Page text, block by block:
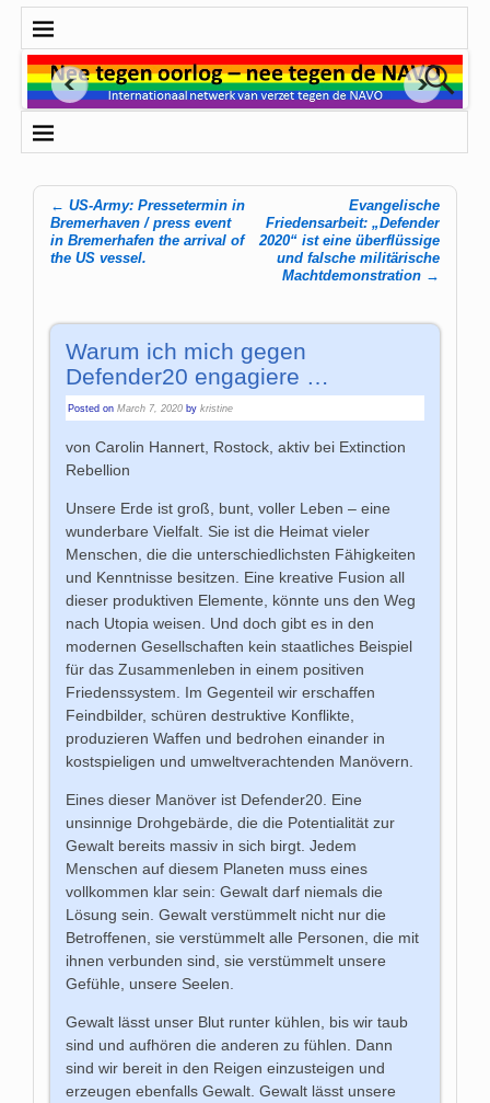
Post navigation
← US-Army: Pressetermin in
Bremerhaven / press event
in Bremerhafen the arrival of
the US vessel.
Evangelische
Friedensarbeit: „Defender
2020“ ist eine überflüssige
und falsche militärische
Machtdemonstration →
Warum ich mich gegen
Defender20 engagiere …
Posted onMarch 7, 2020 bykristine
von Carolin Hannert, Rostock, aktiv bei Extinction
Rebellion
Unsere Erde ist groß, bunt, voller Leben – eine
wunderbare Vielfalt. Sie ist die Heimat vieler
Menschen, die die unterschiedlichsten Fähigkeiten
und Kenntnisse besitzen. Eine kreative Fusion all
dieser produktiven Elemente, könnte uns den Weg
nach Utopia weisen. Und doch gibt es in den
modernen Gesellschaften kein staatliches Beispiel
für das Zusammenleben in einem positiven
Friedenssystem. Im Gegenteil wir erschaffen
Feindbilder, schüren destruktive Konflikte,
produzieren Waffen und bedrohen einander in
kostspieligen und umweltverachtenden Manövern.
Eines dieser Manöver ist Defender20. Eine
unsinnige Drohgebärde, die die Potentialität zur
Gewalt bereits massiv in sich birgt. Jedem
Menschen auf diesem Planeten muss eines
vollkommen klar sein: Gewalt darf niemals die
Lösung sein. Gewalt verstümmelt nicht nur die
Betroffenen, sie verstümmelt alle Personen, die mit
ihnen verbunden sind, sie verstümmelt unsere
Gefühle, unsere Seelen.
Gewalt lässt unser Blut runter kühlen, bis wir taub
sind und aufhören die anderen zu fühlen. Dann
sind wir bereit in den Reigen einzusteigen und
erzeugen ebenfalls Gewalt. Gewalt lässt unsere